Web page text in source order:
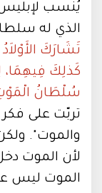
يُنسب لإبليس:
الذي له
تَشَارَكَ
كَذلِكَ فِيهِمَا،
سُلْطَانُ الْمَوْتِ،
تربّت على فكر
والموت".
لأن الموت
الموت ليس